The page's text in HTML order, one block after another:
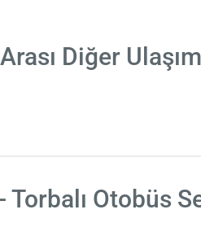
Diğer
Torbalı Otobüs